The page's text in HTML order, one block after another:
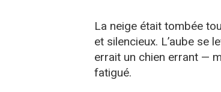
La neige était tombée
et silencieux. L’aube se
errait un chien errant —
fatigué.